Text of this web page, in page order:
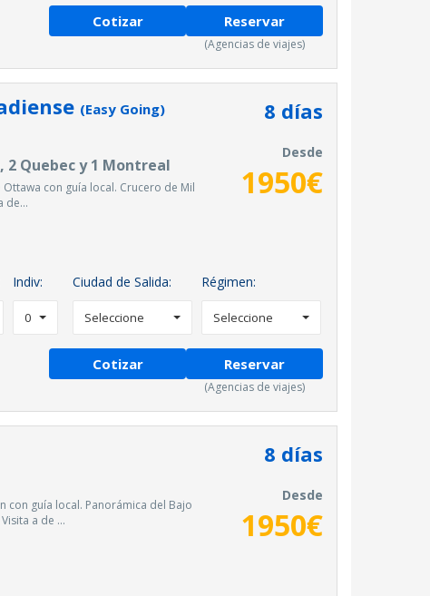
Cotizar Reservar
(Agencias de viajes)
(Easy Going)
Quebec y 1 Montreal
con guía local. Crucero de Mil
de...
8 días
Desde
1950€
Indiv:
0
Ciudad de Salida:
Seleccione
Régimen:
Seleccione
Cotizar Reservar
(Agencias de viajes)
con guía local. Panorámica del Bajo
a de ...
8 días
Desde
1950€